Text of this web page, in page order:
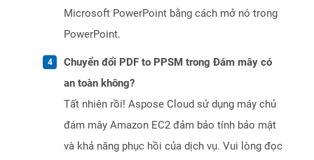
Microsoft PowerPoint bằng cách mở nó trong
PowerPoint.
Chuyển đổi PDF to PPSM trong Đám mây có
an toàn không?
Tất nhiên rồi! Aspose Cloud sử dụng máy chủ
đám mây Amazon EC2 đảm bảo tính bảo mật
và khả năng phục hồi của dịch vụ. Vui lòng đọc